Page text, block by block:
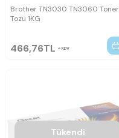
Brother TN3030 TN3060 Toner
Tozu 1KG
466,76TL KDV
Tükendi